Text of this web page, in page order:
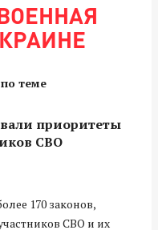
теме
приоритеты
СВО
170 законов,
СВО и их